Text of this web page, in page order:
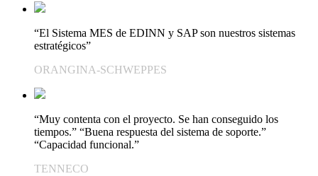
“El Sistema MES de EDINN y SAP son nuestros sistemas
estratégicos”
ORANGINA-SCHWEPPES
“Muy contenta con el proyecto. Se han conseguido los
tiempos.” “Buena respuesta del sistema de soporte.”
“Capacidad funcional.”
TENNECO